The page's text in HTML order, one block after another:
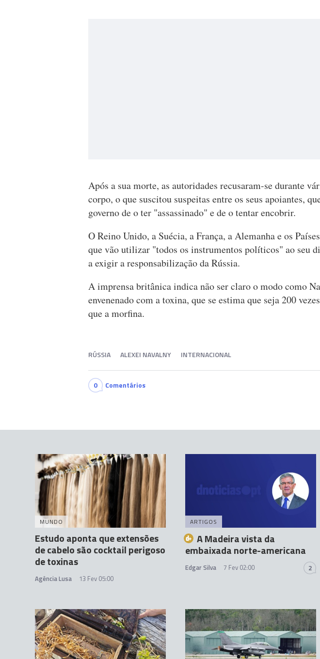
Após a sua morte, as autoridades recusaram-se durante
corpo, o que suscitou suspeitas entre os seus apoiantes,
governo de o ter "assassinado" e de o tentar encobrir.
O Reino Unido, a Suécia, a França, a Alemanha e os
que vão utilizar "todos os instrumentos políticos" ao seu
a exigir a responsabilização da Rússia.
A imprensa britânica indica não ser claro o modo como
envenenado com a toxina, que se estima que seja 200
que a morfina.
RÚSSIA ALEXEI NAVALNY INTERNACIONAL
0 Comentários
MUNDO
Estudo aponta que extensões
de cabelo são cocktail perigoso
de toxinas
Agência Lusa 13 Fev 05:00
ARTIGOS
A Madeira vista da
embaixada norte-americana
Edgar Silva 7 Fev 02:00 2